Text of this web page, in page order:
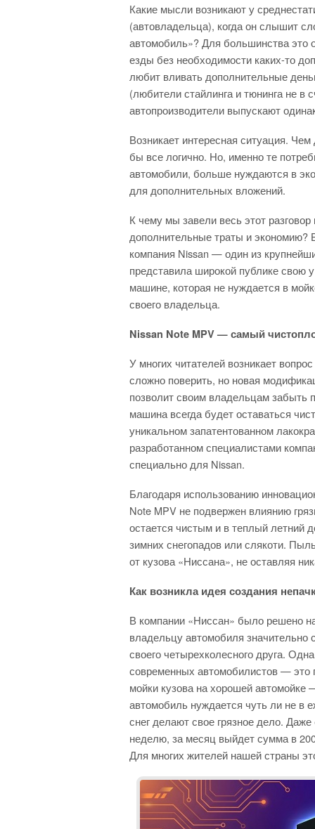
Какие мысли возникают у
(автовладельца), когда он слышит
автомобиль»? Для большинства это
езды без необходимости каких-то
любит вливать дополнительные
(любители стайлинга и тюнинга не в
автопроизводители выпускают
Возникает интересная ситуация.
бы все логично. Но, именно те
автомобили, больше нуждаются в
для дополнительных вложений.
К чему мы завели весь этот
дополнительные траты и экономию?
компания Nissan — один из
представила широкой публике свою
машине, которая не нуждается в
своего владельца.
Nissan Note MPV — самый
У многих читателей возникает
сложно поверить, но новая
позволит своим владельцам забыть
машина всегда будет оставаться
уникальном запатентованном
разработанном специалистами
специально для Nissan.
Благодаря использованию
Note MPV не подвержен влиянию
остается чистым и в теплый летний
зимних снегопадов или слякоти.
от кузова «Ниссана», не оставляя
Как возникла идея создания
В компании «Ниссан» было решено
владельцу автомобиля значительно
своего четырехколесного друга.
современных автомобилистов — это
мойки кузова на хорошей
автомобиль нуждается чуть ли не в
снег делают свое грязное дело.
неделю, за месяц выйдет сумма в
Для многих жителей нашей страны